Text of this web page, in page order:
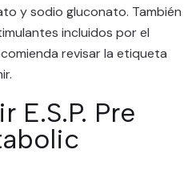
y sodio gluconato. También
incluidos por el
revisar la etiqueta
E.S.P. Pre